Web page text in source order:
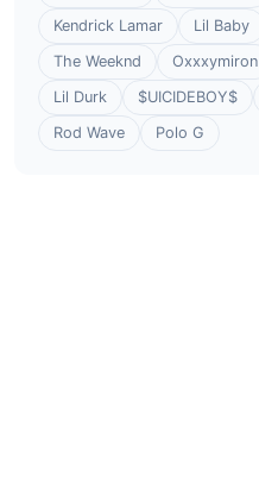
Kendrick Lamar
Lil Baby
The Weeknd
Oxxxymiron
Lil Durk
$UICIDEBOY$
Rod Wave
Polo G